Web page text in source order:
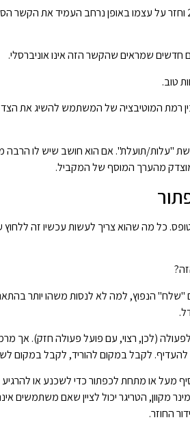
למעשה, מחקר מתחילת שנות ה-2010 וחזר על עצמו באופן נרחב
חדשים שמראים שהקשר הזה אינו אוניברסלי.
טוב.
רמת המוטיבציה של המשתמש להשיג את
"עלות/תועלת". אם הוא חושב שיש לו הרבה
מהערך המוסף של המקביל.
כל מה שהוא צריך לעשות עכשיו זה ללחוץ
הנפוץ, למה לא לנסות משהו יותר
לפעולה (לכן, רצוי, עם פועל פעולה חזק).
להעדיף. לקבל במקום להוריד, לקבל במקום
מעל או מתחת לכפתור כדי לשכנע או
מקוון, הטריגר יכול לציין שאם משתמשים
החוזר.